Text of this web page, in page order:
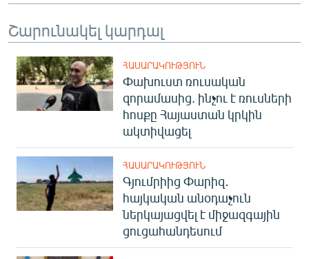
«Ազատության» բոլոր կայքերը
Շարունակել կարդալ
ՀԱՍԱՐԱԿՈՒԹՅՈՒՆ
Փախուստ ռուսական
զորամասից. ինչու է ռուսների
հոսքը Հայաստան կրկին
ակտիվացել
ՀԱՍԱՐԱԿՈՒԹՅՈՒՆ
Գյումրիից Փարիզ․
հայկական անօդաչուն
ներկայացվել է միջազգային
ցուցահանդեսում